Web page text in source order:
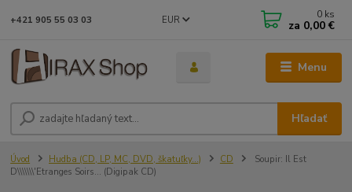
Menu
EUR
Hľadať
+421 905 55 03 03 0 ks
za 0,00 €
Úvod Hudba (CD, LP, MC, DVD, škatuľky...) CD
Soupir: Il Est
D\\\\\\\'Etranges Soirs... (Digipak CD)